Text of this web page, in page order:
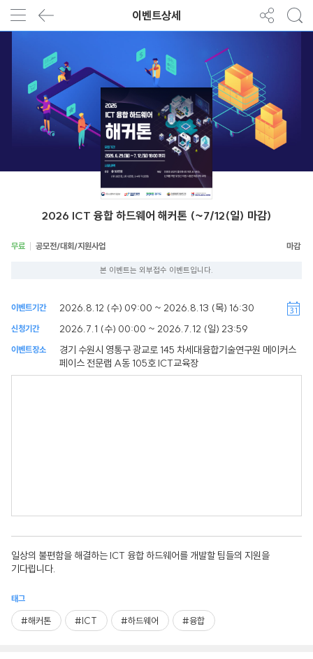
이벤트상세
2026 ICT 융합 하드웨어 해커톤 (~7/12(일) 마감)
무료 공모전/대회/지원사업
본 이벤트는 외부접수 이벤트입니다.
이벤트기간 2026.8.12 (수) 09:00 ~ 2026.8.13 (목) 16:30
신청기간 2026.7.1 (수) 00:00 ~ 2026.7.12 (일) 23:59
이벤트장소
경기 수원시 영통구 광교로 145 차세대융합기술연구원 메이커스
페이스 전문랩 A동 105호 ICT교육장
일상의 불편함을 해결하는 ICT 융합 하드웨어를 개발할 팀들의 지원을
기다립니다.
태그
#해커톤 #ICT #하드웨어 #융합